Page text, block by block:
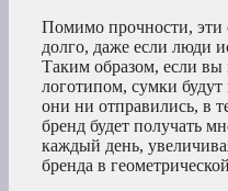
Помимо прочности, эти
долго, даже если люди
Таким образом, если вы
логотипом, сумки будут
они ни отправились, в
бренд будет получать
каждый день,
бренда в